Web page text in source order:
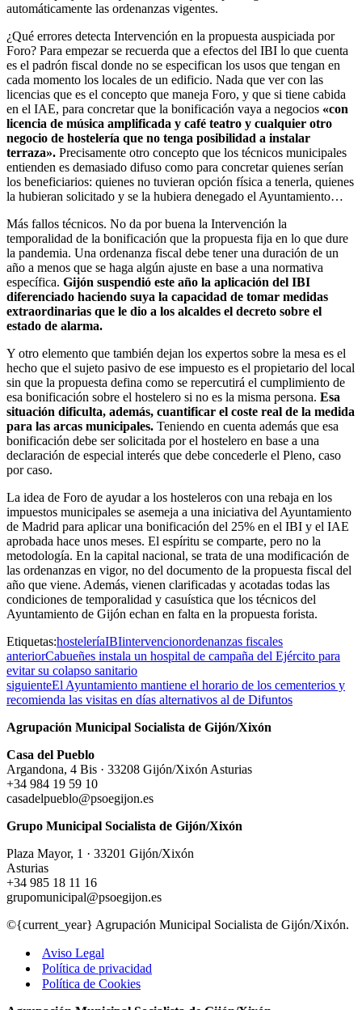
automáticamente las ordenanzas vigentes.
¿Qué errores detecta Intervención en la propuesta auspiciada por
Foro? Para empezar se recuerda que a efectos del IBI lo que cuenta
es el padrón fiscal donde no se especifican los usos que tengan en
cada momento los locales de un edificio. Nada que ver con las
licencias que es el concepto que maneja Foro, y que si tiene cabida
en el IAE, para concretar que la bonificación vaya a negocios «con
licencia de música amplificada y café teatro y cualquier otro
negocio de hostelería que no tenga posibilidad a instalar
terraza». Precisamente otro concepto que los técnicos municipales
entienden es demasiado difuso como para concretar quienes serían
los beneficiarios: quienes no tuvieran opción física a tenerla, quienes
la hubieran solicitado y se la hubiera denegado el Ayuntamiento…
Más fallos técnicos. No da por buena la Intervención la
temporalidad de la bonificación que la propuesta fija en lo que dure
la pandemia. Una ordenanza fiscal debe tener una duración de un
año a menos que se haga algún ajuste en base a una normativa
específica. Gijón suspendió este año la aplicación del IBI
diferenciado haciendo suya la capacidad de tomar medidas
extraordinarias que le dio a los alcaldes el decreto sobre el
estado de alarma.
Y otro elemento que también dejan los expertos sobre la mesa es el
hecho que el sujeto pasivo de ese impuesto es el propietario del local
sin que la propuesta defina como se repercutirá el cumplimiento de
esa bonificación sobre el hostelero si no es la misma persona. Esa
situación dificulta, además, cuantificar el coste real de la medida
para las arcas municipales. Teniendo en cuenta además que esa
bonificación debe ser solicitada por el hostelero en base a una
declaración de especial interés que debe concederle el Pleno, caso
por caso.
La idea de Foro de ayudar a los hosteleros con una rebaja en los
impuestos municipales se asemeja a una iniciativa del Ayuntamiento
de Madrid para aplicar una bonificación del 25% en el IBI y el IAE
aprobada hace unos meses. El espíritu se comparte, pero no la
metodología. En la capital nacional, se trata de una modificación de
las ordenanzas en vigor, no del documento de la propuesta fiscal del
año que viene. Además, vienen clarificadas y acotadas todas las
condiciones de temporalidad y casuística que los técnicos del
Ayuntamiento de Gijón echan en falta en la propuesta forista.
Etiquetas:hosteleríaIBIintervencionordenanzas fiscales
anteriorCabueñes instala un hospital de campaña del Ejército para
evitar su colapso sanitario
siguienteEl Ayuntamiento mantiene el horario de los cementerios y
recomienda las visitas en días alternativos al de Difuntos
Agrupación Municipal Socialista de Gijón/Xixón
Casa del Pueblo
Argandona, 4 Bis · 33208 Gijón/Xixón Asturias
+34 984 19 59 10
casadelpueblo@psoegijon.es
Grupo Municipal Socialista de Gijón/Xixón
Plaza Mayor, 1 · 33201 Gijón/Xixón
Asturias
+34 985 18 11 16
grupomunicipal@psoegijon.es
©{current_year} Agrupación Municipal Socialista de Gijón/Xixón.
Aviso Legal
Política de privacidad
Política de Cookies